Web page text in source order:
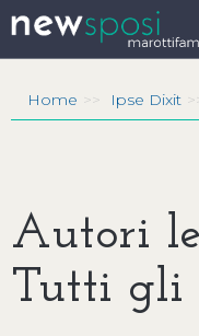
Home Ipse Dixit
Autori
Tutti gli